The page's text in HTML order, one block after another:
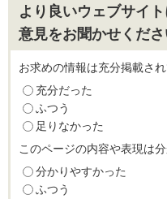
より良いウェブサイ
意見をお聞かせくだ
お求めの情報は充分掲載さ
充分だった
ふつう
足りなかった
このページの内容や表現は
分かりやすかった
ふつう